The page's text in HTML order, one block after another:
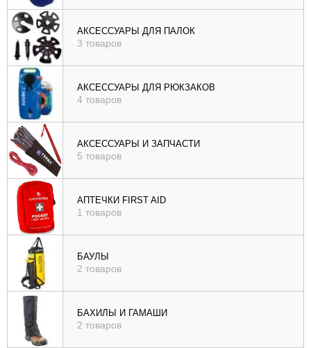
|
убыв
возр
|
убыв
АКСЕССУАРЫ ДЛЯ ПАЛОК
3 товаров
АКСЕССУАРЫ ДЛЯ РЮКЗАКОВ
4 товаров
АКСЕССУАРЫ И ЗАПЧАСТИ
5 товаров
АПТЕЧКИ FIRST AID
1 товаров
БАУЛЫ
2 товаров
БАХИЛЫ И ГАМАШИ
2 товаров